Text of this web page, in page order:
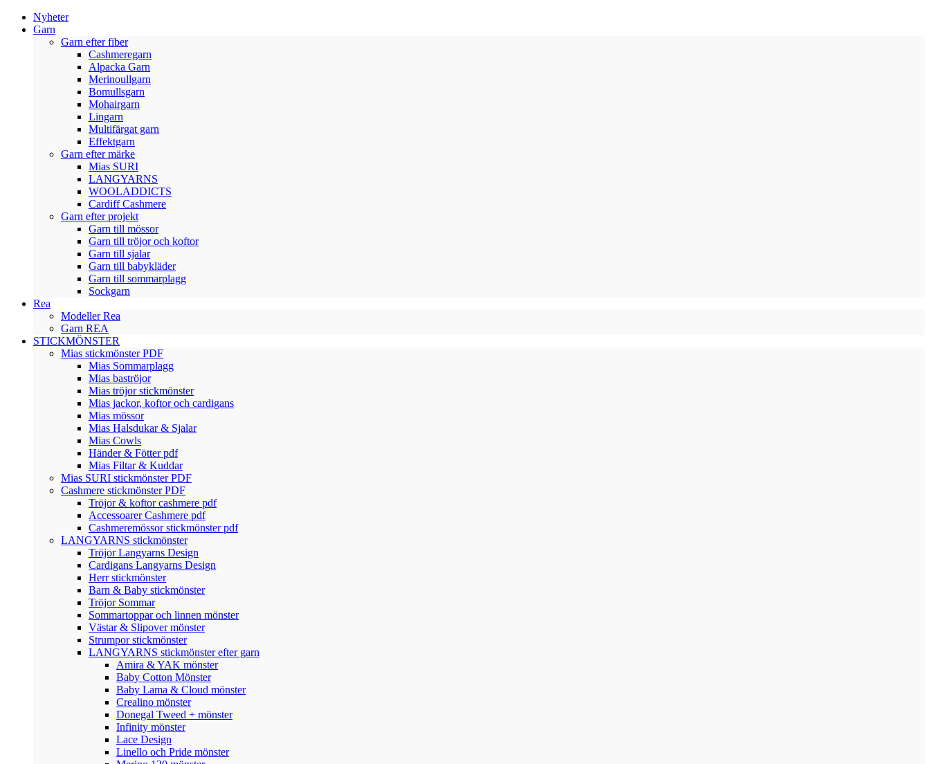
Nyheter
Garn
Garn efter fiber
Cashmeregarn
Alpacka Garn
Merinoullgarn
Bomullsgarn
Mohairgarn
Lingarn
Multifärgat garn
Effektgarn
Garn efter märke
Mias SURI
LANGYARNS
WOOLADDICTS
Cardiff Cashmere
Garn efter projekt
Garn till mössor
Garn till tröjor och koftor
Garn till sjalar
Garn till babykläder
Garn till sommarplagg
Sockgarn
Rea
Modeller Rea
Garn REA
STICKMÖNSTER
Mias stickmönster PDF
Mias Sommarplagg
Mias baströjor
Mias tröjor stickmönster
Mias jackor, koftor och cardigans
Mias mössor
Mias Halsdukar & Sjalar
Mias Cowls
Händer & Fötter pdf
Mias Filtar & Kuddar
Mias SURI stickmönster PDF
Cashmere stickmönster PDF
Tröjor & koftor cashmere pdf
Accessoarer Cashmere pdf
Cashmeremössor stickmönster pdf
LANGYARNS stickmönster
Tröjor Langyarns Design
Cardigans Langyarns Design
Herr stickmönster
Barn & Baby stickmönster
Tröjor Sommar
Sommartoppar och linnen mönster
Västar & Slipover mönster
Strumpor stickmönster
LANGYARNS stickmönster efter garn
Amira & YAK mönster
Baby Cotton Mönster
Baby Lama & Cloud mönster
Crealino mönster
Donegal Tweed + mönster
Infinity mönster
Lace Design
Linello och Pride mönster